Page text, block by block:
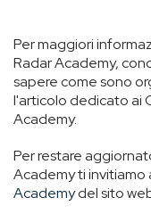
Per maggiori
Radar Academy,
sapere come sono
l'articolo dedicato ai
Academy.
Per restare
Academy ti invitiamo
Academydel sito